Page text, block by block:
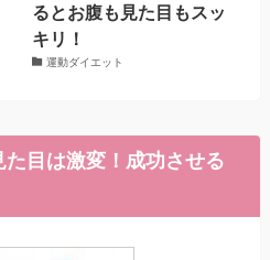
るとお腹も見た目もスッ
キリ！
運動ダイエット
目は激変！成功させる